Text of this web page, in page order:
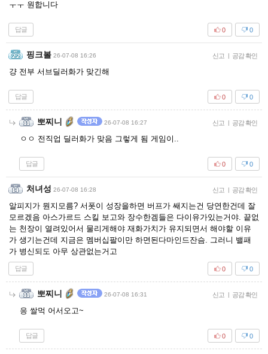
ㅜㅜ 원합니다
답글 0
0
핑크볼 26-07-08 16:26 신고 | 공감 확인
걍 전부 서브딜러화가 맞긴해
답글 0
0
뽀찌니 26-07-08 16:27 신고 | 공감 확인
ㅇㅇ 전직업 딜러화가 맞음 그렇게 됨 게임이..
답글 0
0
처녀성 26-07-08 16:28 신고 | 공감 확인
알피지가 뭔지모름? 서폿이 성장을하면 버프가 쌔지는건 당연한건데 잘
모르겠음 아스가르드 스킬 보고와 장수한겜들은 다이유가있는거야. 끝없
는 천장이 열려있어서 물리게해야 재화가치가 유지되면서 해야할 이유
가 생기는건데 지금은 멤버십팔이만 하면된다마인드잔슴. 그러니 밸패
가 병신되도 아무 상관없는거고
답글 0
0
뽀찌니 26-07-08 16:31 신고 | 공감 확인
응 쌀먹 어서오고~
답글 0
0